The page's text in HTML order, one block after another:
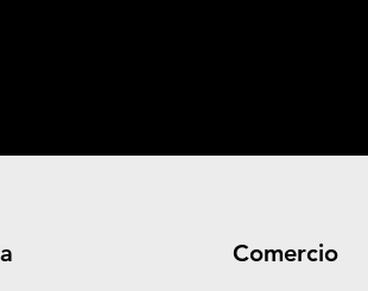
Comercio